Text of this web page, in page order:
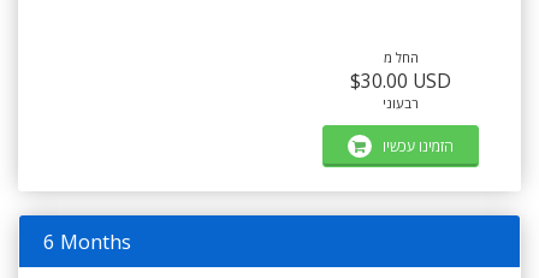
החל מ
$30.00 USD
רבעוני
הזמינו עכשיו
6 Months